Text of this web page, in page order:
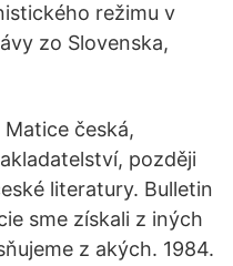
režimu v
zo Slovenska,
Matice česká,
později
literatury. Bulletin
sme získali z iných
z akých. 1984.